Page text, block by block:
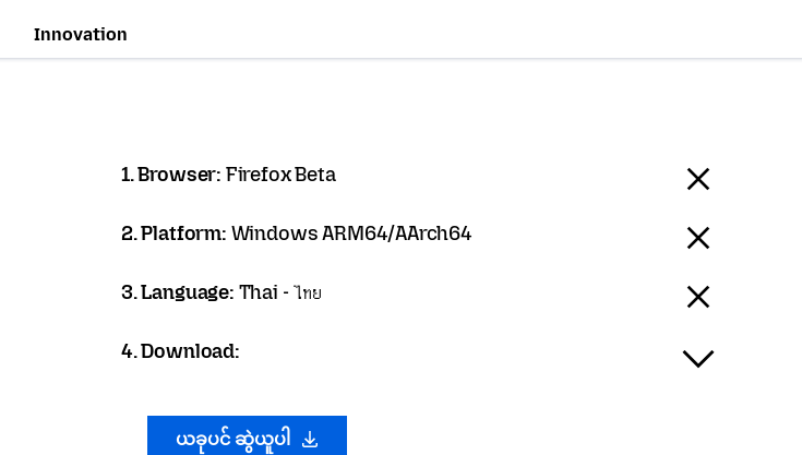
Innovation
1. Browser: Firefox Beta
2. Platform: Windows ARM64/AArch64
3. Language: Thai - ไทย
4. Download:
ယခုပင် ဆွဲယူပါ